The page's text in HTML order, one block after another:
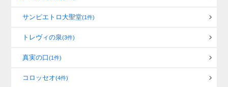
サンピエトロ大聖堂(1件)
トレヴィの泉(3件)
真実の口(1件)
コロッセオ(4件)